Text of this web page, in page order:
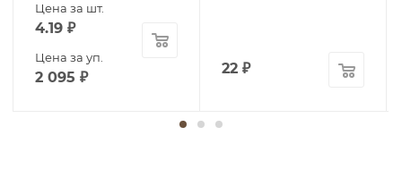
Цена за шт.
4.19 ₽
Цена за уп.
2 095 ₽
22 ₽